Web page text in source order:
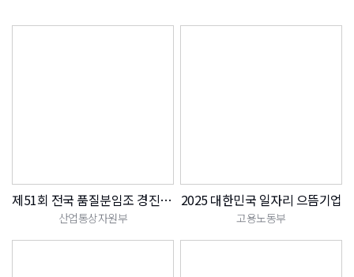
제51회 전국 품질분임조 경진대회 금상
산업통상자원부
2025 대한민국 일자리 으뜸기업
고용노동부